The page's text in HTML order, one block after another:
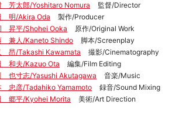
芳太郎/Yoshitaro Nomura
監督/Director
明/Akira Oda
製作/Producer
昇平/Shohei Ooka
原作/Original Work
兼人/Kaneto Shindo
脚本/Screenplay
昂/Takashi Kawamata
撮影/Cinematography
和夫/Kazuo Ota
編集/Film Editing
也寸志/Yasushi Akutagawa
音楽/Music
忠彦/Tadahiko Yamamoto
録音/Sound Mixing
郷平/Kyohei Morita
美術/Art Direction